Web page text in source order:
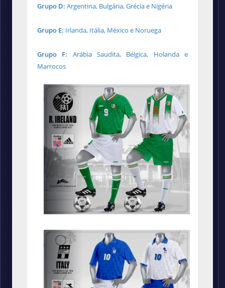
Grupo D: Argentina, Bulgária, Grécia e Nigéria
Grupo E: Irlanda, Itália, México e Noruega
Grupo F: Arábia Saudita, Bélgica, Holanda e
Marrocos